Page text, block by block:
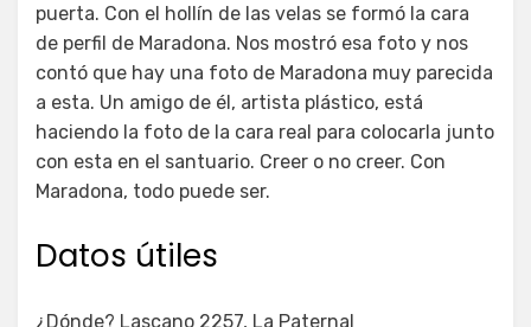
puerta. Con el hollín de las velas se formó la cara
de perfil de Maradona. Nos mostró esa foto y nos
contó que hay una foto de Maradona muy parecida
a esta. Un amigo de él, artista plástico, está
haciendo la foto de la cara real para colocarla junto
con esta en el santuario. Creer o no creer. Con
Maradona, todo puede ser.
Datos útiles
¿Dónde? Lascano 2257, La Paternal